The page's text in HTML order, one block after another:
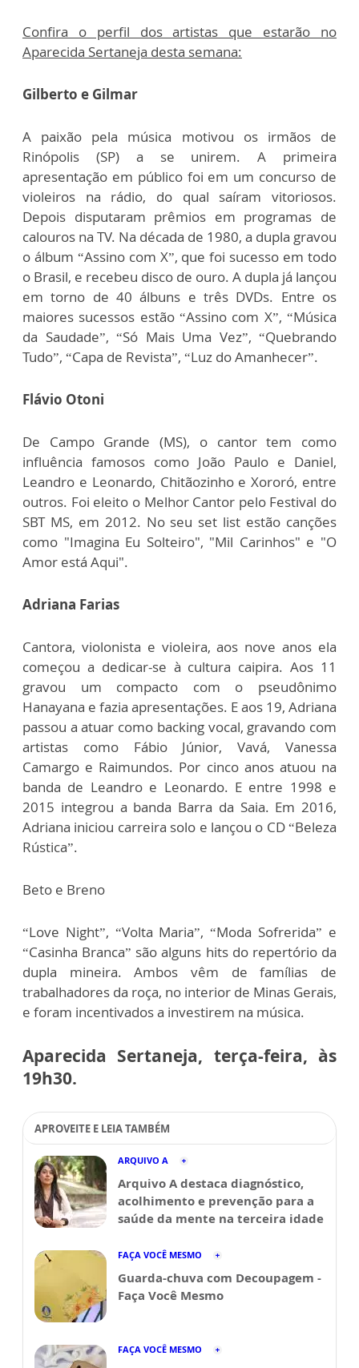
Confira o perfil dos artistas que estarão no
Aparecida Sertaneja desta semana:
Gilberto e Gilmar
A paixão pela música motivou os irmãos de
Rinópolis (SP) a se unirem. A primeira
apresentação em público foi em um concurso de
violeiros na rádio, do qual saíram vitoriosos.
Depois disputaram prêmios em programas de
calouros na TV. Na década de 1980, a dupla gravou
o álbum “Assino com X”, que foi sucesso em todo
o Brasil, e recebeu disco de ouro. A dupla já lançou
em torno de 40 álbuns e três DVDs. Entre os
maiores sucessos estão “Assino com X”, “Música
da Saudade”, “Só Mais Uma Vez”, “Quebrando
Tudo”, “Capa de Revista”, “Luz do Amanhecer”.
Flávio Otoni
De Campo Grande (MS), o cantor tem como
influência famosos como João Paulo e Daniel,
Leandro e Leonardo, Chitãozinho e Xororó, entre
outros. Foi eleito o Melhor Cantor pelo Festival do
SBT MS, em 2012. No seu set list estão canções
como "Imagina Eu Solteiro", "Mil Carinhos" e "O
Amor está Aqui".
Adriana Farias
Cantora, violonista e violeira, aos nove anos ela
começou a dedicar-se à cultura caipira. Aos 11
gravou um compacto com o pseudônimo
Hanayana e fazia apresentações. E aos 19, Adriana
passou a atuar como backing vocal, gravando com
artistas como Fábio Júnior, Vavá, Vanessa
Camargo e Raimundos. Por cinco anos atuou na
banda de Leandro e Leonardo. E entre 1998 e
2015 integrou a banda Barra da Saia. Em 2016,
Adriana iniciou carreira solo e lançou o CD “Beleza
Rústica”.
Beto e Breno
“Love Night”, “Volta Maria”, “Moda Sofrerida” e
“Casinha Branca” são alguns hits do repertório da
dupla mineira. Ambos vêm de famílias de
trabalhadores da roça, no interior de Minas Gerais,
e foram incentivados a investirem na música.
Aparecida Sertaneja, terça-feira, às
19h30.
APROVEITE E LEIA TAMBÉM
ARQUIVO A
Arquivo A destaca diagnóstico,
acolhimento e prevenção para a
saúde da mente na terceira idade
FAÇA VOCÊ MESMO
Guarda-chuva com Decoupagem -
Faça Você Mesmo
FAÇA VOCÊ MESMO